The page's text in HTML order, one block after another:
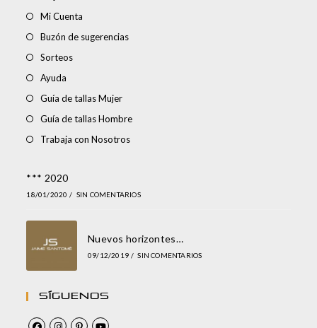
Mi Cuenta
Buzón de sugerencias
Sorteos
Ayuda
Guía de tallas Mujer
Guía de tallas Hombre
Trabaja con Nosotros
*** 2020
18/01/2020 / SIN COMENTARIOS
Nuevos horizontes…
09/12/2019 / SIN COMENTARIOS
Síguenos